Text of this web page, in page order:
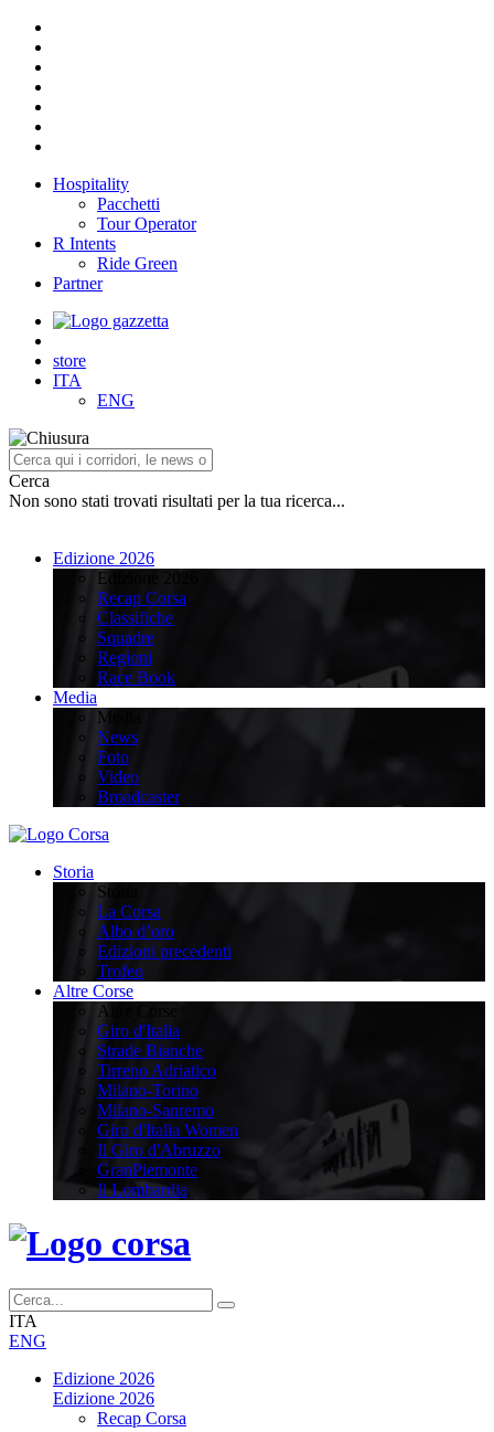
Hospitality
Pacchetti
Tour Operator
R Intents
Ride Green
Partner
store
ITA
ENG
Cerca
Non sono stati trovati risultati per la tua ricerca...
Edizione 2026
Edizione 2026
Recap Corsa
Classifiche
Squadre
Regioni
Race Book
Media
Media
News
Foto
Video
Broadcaster
Storia
Storia
La Corsa
Albo d’oro
Edizioni precedenti
Trofeo
Altre Corse
Altre Corse
Giro d'Italia
Strade Bianche
Tirreno Adriatico
Milano-Torino
Milano-Sanremo
Giro d'Italia Women
Il Giro d'Abruzzo
GranPiemonte
Il Lombardia
ITA
ENG
Edizione 2026
Edizione 2026
Recap Corsa